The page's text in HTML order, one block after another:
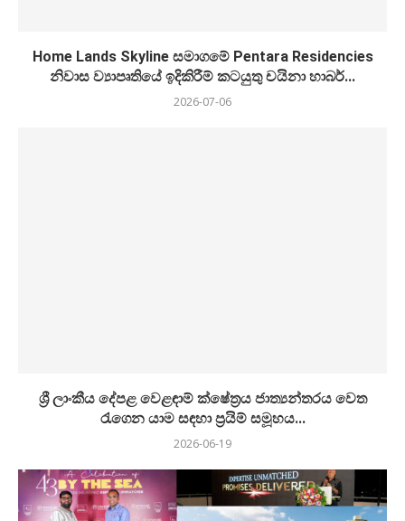
Home Lands Skyline සමාගමේ Pentara Residencies
නිවාස ව්‍යාපෘතියේ ඉදිකිරීම් කටයුතු චයිනා හාබර්...
2026-07-06
ශ්‍රී ලාංකීය දේපළ වෙළඳාම් ක්ෂේත්‍රය ජාත්‍යන්තරය වෙත
රැගෙන යාම සඳහා ප්‍රයිම් සමූහය...
2026-06-19